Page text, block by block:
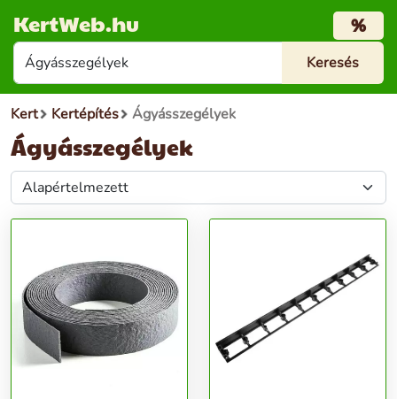
KertWeb.hu %
Kert Kertépítés Ágyásszegélyek
Ágyásszegélyek